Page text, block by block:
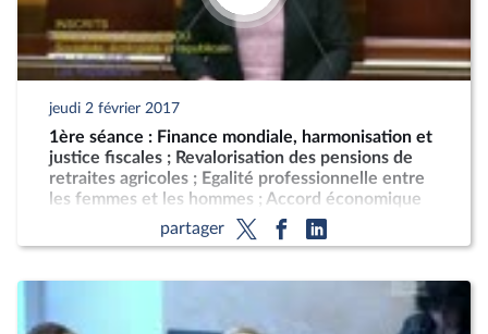
jeudi 2 février 2017
1ère séance : Finance mondiale, harmonisation et
justice fiscales ; Revalorisation des pensions de
retraites agricoles ; Egalité professionnelle entre
les femmes et les hommes ; Accord économique
et commercial global (CETA)
partager